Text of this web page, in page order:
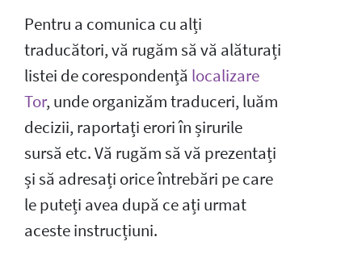
Pentru a comunica cu alți
traducători, vă rugăm să vă alăturați
listei de corespondență localizare
Tor, unde organizăm traduceri, luăm
decizii, raportați erori în șirurile
sursă etc. Vă rugăm să vă prezentați
și să adresați orice întrebări pe care
le puteți avea după ce ați urmat
aceste instrucțiuni.